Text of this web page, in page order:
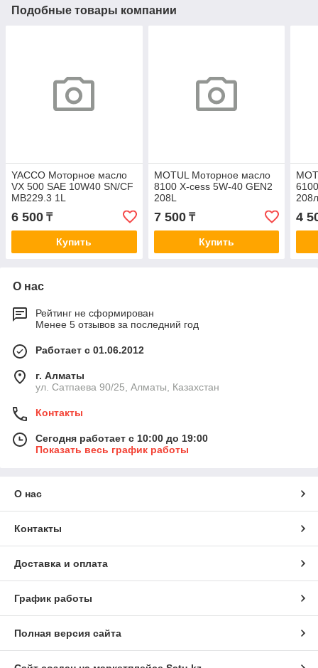
Подобные товары компании
YACCO Моторное масло
VX 500 SAE 10W40 SN/CF
MB229.3 1L
6 500 ₸
Купить
MOTUL Моторное масло
8100 X-cess 5W-40 GEN2
208L
7 500₸
Купить
4
О нас
Рейтинг не сформирован
Менее 5 отзывов за последний год
Работает с 01.06.2012
г. Алматы
ул. Сатпаева 90/25, Алматы, Казахстан
Контакты
Сегодня работает с 10:00 до 19:00
Показать весь график работы
О нас
Контакты
Доставка и оплата
График работы
Полная версия сайта